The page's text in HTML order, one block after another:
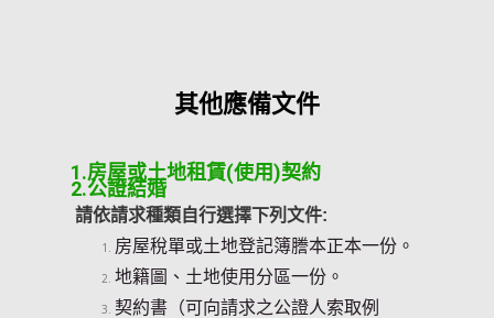
其他應備文件
1.房屋或土地租賃(使用)契約
請依請求種類自行選擇下列文件:
房屋稅單或土地登記簿謄本正本一份。
地籍圖、土地使用分區一份。
契約書（可向請求之公證人索取例
2.公證結婚